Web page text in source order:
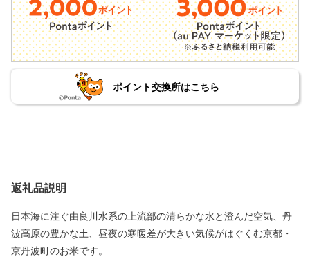
ポイント交換所はこちら
返礼品説明
日本海に注ぐ由良川水系の上流部の清らかな水と澄んだ空気、丹
波高原の豊かな土、昼夜の寒暖差が大きい気候がはぐくむ京都・
京丹波町のお米です。